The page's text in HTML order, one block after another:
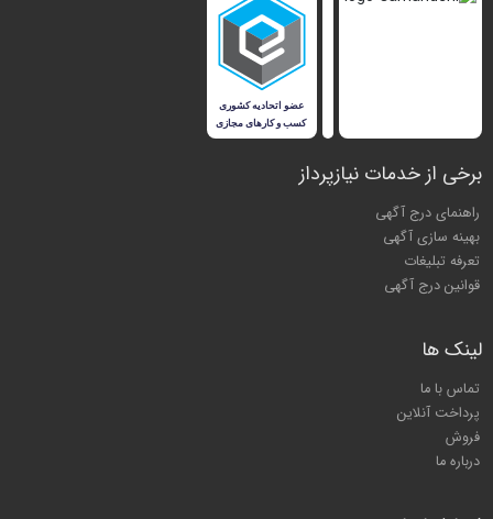
برخی از خدمات نیازپرداز
راهنمای درج آگهی
بهینه سازی آگهی
تعرفه تبلیغات
قوانین درج آگهی
لینک ها
تماس با ما
پرداخت آنلاین
فروش
درباره ما